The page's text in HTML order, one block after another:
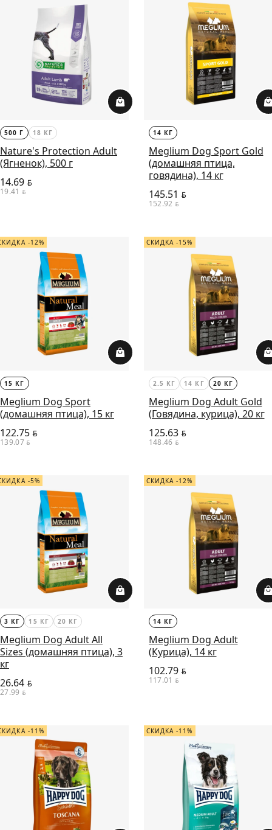
500 Г 18 КГ
Nature's Protection Adult
(Ягненок), 500 г
14.69 BYN
19.41 BYN
14 КГ
Meglium Dog Sport Gold
(домашняя птица,
говядина), 14 кг
145.51 BYN
152.92 BYN
-12%
15 КГ
Meglium Dog Sport
(домашняя птица), 15 кг
122.75 BYN
139.07 BYN
СКИДКА -15%
2.5 КГ 14 КГ 20 КГ
Meglium Dog Adult Gold
(Говядина, курица), 20 кг
125.63BYN
148.46 BYN
-5%
3 КГ 15 КГ 20 КГ
Meglium Dog Adult All
Sizes (домашняя птица), 3
кг
26.64 BYN
27.99 BYN
СКИДКА -12%
14 КГ
Meglium Dog Adult
(Курица), 14 кг
102.79BYN
117.01 BYN
-11% СКИДКА -11%